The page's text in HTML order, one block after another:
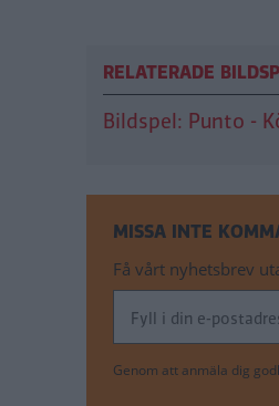
RELATERADE
Bildspel: Punto -
MISSA INTE
Få vårt nyhetsbrev
Genom att anmäla dig